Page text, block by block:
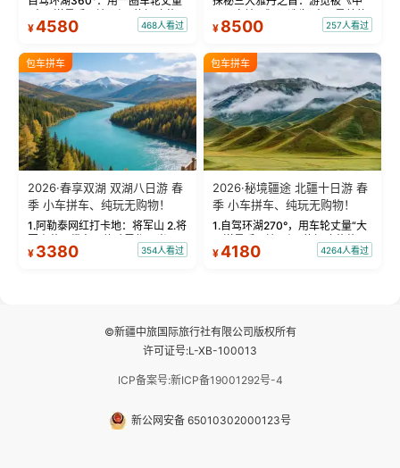
“大西洋最后一滴眼泪”的极致蔚
蓝。 赛湖旅拍：甄选多款风格服
绝美瞬间。 赛湖坦克300跟车视
频：专业摄影师...
¥4580 468人看过
国国家地理》评选为“中国最美的
三大雅丹”第一名的克拉玛依魔鬼
瓦人最大村落——禾木村，欣赏
晨雾与小木...
¥ 8500 257人看过
包车拼车
2026·春享双湖 双湖八日游 春
季 小车拼车、纯玩无购物！
1.阿勒泰网红打卡地：将军山 2.将
军山落日缆车，体验雪都风光 3.
将军山，夕阳派对，蹦迪party 4.
¥ 3380 354人看过
包车拼车
2026·秘境疆途 北疆十日游 春
季 小车拼车、纯玩无购物！
1.自驾环湖270°，用车轮丈量“大
西洋最后一滴眼泪”的极致蔚蓝，
让雪山、花海与深邃湖水在转弯
¥4180 4264人看过
©新疆中旅国际旅行社有限公司版权所有
许可证号:L-XB-100013
ICP备案号:新ICP备19001292号-4
新公网安备 65010302000123号